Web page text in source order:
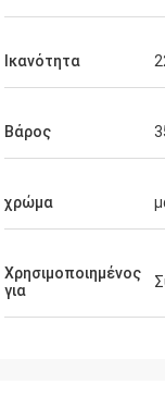
Ικανότητα
Βάρος
χρώμα
Χρησιμοποιημένος
για